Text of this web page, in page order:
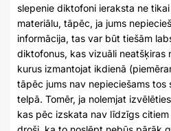
slepenie diktofoni ieraksta ne
materiālu, tāpēc, ja jums
informācija, tas var būt tiešām
diktofonus, kas vizuāli neatšķiras
kurus izmantojat ikdienā
tāpēc jums nav nepieciešams
telpā. Tomēr, ja nolemjat
kas pēc izskata nav līdzīgs